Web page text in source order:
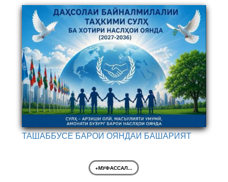
ТАШАББУСЕ БАРОИ ОЯНДАИ БАШАРИЯТ
+МУФАССАЛ...